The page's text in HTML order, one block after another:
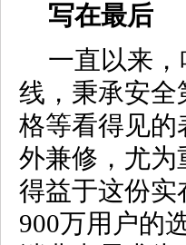
写在最后
一直以来
线，秉承安全
格等看得见的
外兼修，尤为
得益于这份实
900万用户的